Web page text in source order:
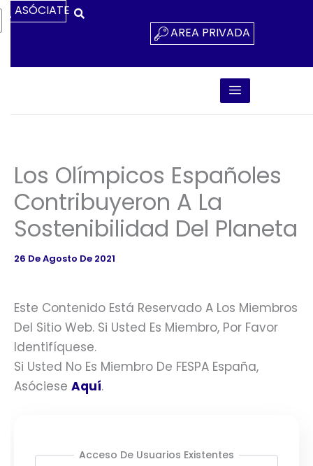
Ir
Al
ASÓCIATE
AREA PRIVADA
Los Olímpicos Españoles
Contribuyeron A La
Sostenibilidad Del Planeta
26 De Agosto De 2021
Este Contenido Está Reservado A Los Miembros
Del Sitio Web. Si Usted Es Miembro, Por Favor
Identifíquese.
Si Usted No Es Miembro De FESPA España,
Asóciese Aquí.
Acceso De Usuarios Existentes